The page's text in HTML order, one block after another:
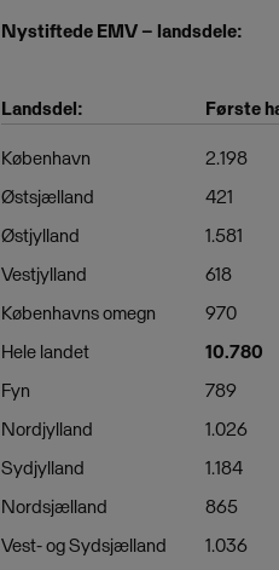
Nystiftede EMV – landsdele:
Landsdel: Første
København 2.198
Østsjælland
421
Østjylland
1.581
Vestjylland
618
Københavns omegn
970
Hele landet
10.780
Fyn
789
Nordjylland
1.026
Sydjylland
1.184
Nordsjælland
865
Vest- og Sydsjælland
1.036